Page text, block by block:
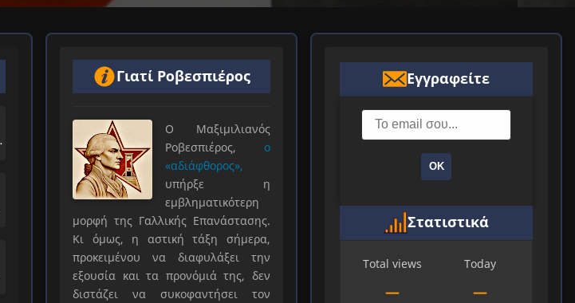
Γιατί Ροβεσπιέρος
Ο Μαξιμιλιανός
Ροβεσπιέρος, ο
«αδιάφθορος»,
υπήρξε η
εμβληματικότερη
μορφή της Γαλλικής Επανάστασης.
Κι όμως, η αστική τάξη σήμερα,
προκειμένου να διαφυλάξει την
εξουσία και τα προνόμιά της, δεν
διστάζει να συκοφαντήσει τον
Εγγραφείτε
ΟΚ
Στατιστικά
Total views
—
Today
—